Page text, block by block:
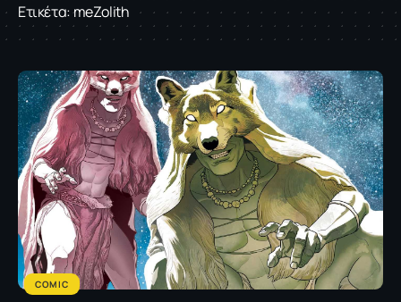
Ετικέτα:meZolith
COMIC